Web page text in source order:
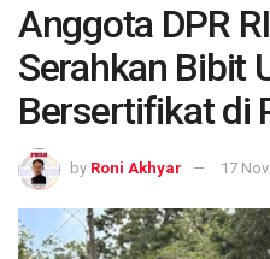
Anggota DPR
Serahkan Bibit
Bersertifikat di
by Roni Akhyar 17